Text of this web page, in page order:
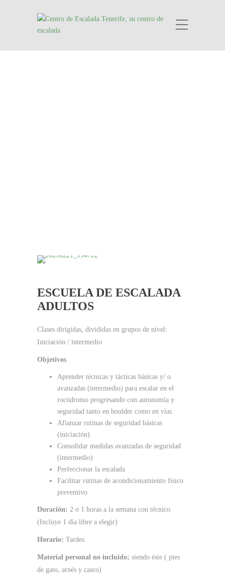
ESCUELA DE ESCALADA
ADULTOS
Clases dirigidas, divididas en grupos de nivel:
Iniciación / intermedio
Objetivos
Aprender técnicas y tácticas básicas y/ o
avanzadas (intermedio) para escalar en el
rocódromo progresando con autonomía y
seguridad tanto en boulder como en vías.
Afianzar rutinas de seguridad básicas
(iniciación)
Consolidar medidas avanzadas de seguridad
(intermedio)
Perfeccionar la escalada
Facilitar rutinas de acondicionamiento físico
preventivo
Duración: 2 o 1 horas a la semana con técnico.
(Incluye 1 día libre a elegir)
Horario: Tardes
Material personal no incluido; siendo éste ( pies
de gato, arnés y casco)